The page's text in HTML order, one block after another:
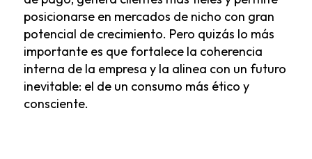
posicionarse en mercados de nicho con gran
potencial de crecimiento. Pero quizás lo más
importante es que fortalece la coherencia
interna de la empresa y la alinea con un futuro
inevitable: el de un consumo más ético y
consciente.